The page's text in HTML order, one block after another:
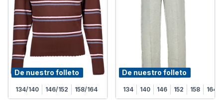
De nuestro folleto
134/140 146/152 158/164
De nuestro folleto
134 140 146 152 158 164